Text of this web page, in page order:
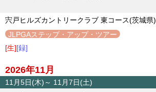
宍戸ヒルズカントリークラブ 東コース(茨城県)
JLPGAステップ・アップ・ツアー
[生][録]
2026年11月
11月5日(木)～ 11月7日(土)